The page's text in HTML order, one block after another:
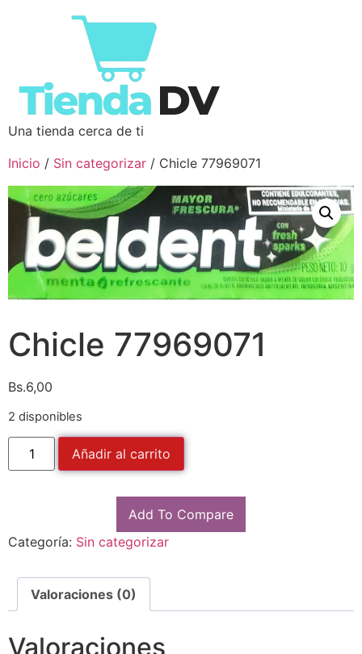
Una tienda cerca de ti
Inicio / Sin categorizar / Chicle 77969071
Chicle 77969071
Bs.6,00
2 disponibles
Añadir al carrito
Add To Compare
Categoría: Sin categorizar
Valoraciones (0)
Valoraciones